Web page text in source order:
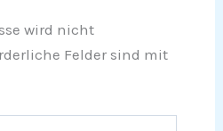
wird nicht
Felder sind mit